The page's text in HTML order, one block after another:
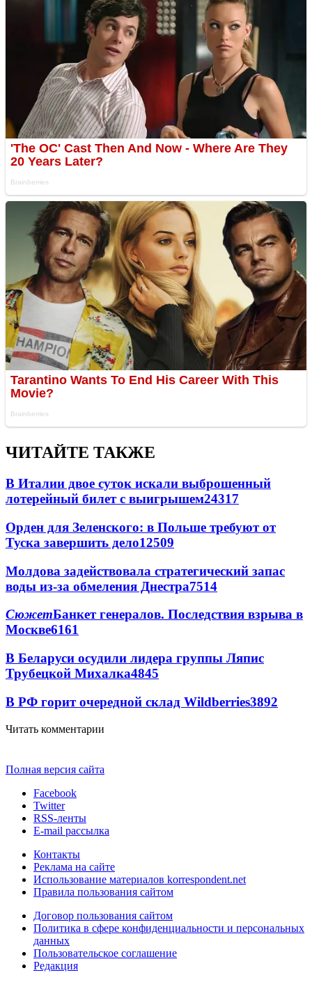
ЧИТАЙТЕ ТАКЖЕ
В Италии двое суток искали выброшенный
лотерейный билет с выигрышем24317
Орден для Зеленского: в Польше требуют от
Туска завершить дело12509
Молдова задействовала стратегический запас
воды из-за обмеления Днестра7514
СюжетБанкет генералов. Последствия взрыва в
Москве6161
В Беларуси осудили лидера группы Ляпис
Трубецкой Михалка4845
В РФ горит очередной склад Wildberries3892
Читать комментарии
Полная версия сайта
Facebook
Twitter
RSS-ленты
E-mail рассылка
Контакты
Реклама на сайте
Использование материалов korrespondent.net
Правила пользования сайтом
Договор пользования сайтом
Политика в сфере конфиденциальности и персональных
данных
Пользовательское соглашение
Редакция